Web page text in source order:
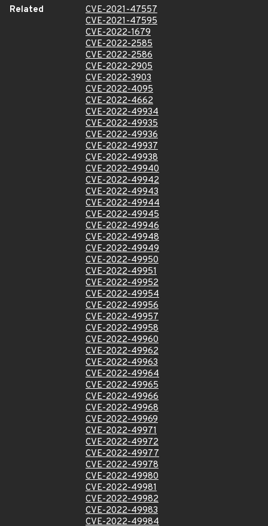
Related
CVE-2021-47557
CVE-2021-47595
CVE-2022-1679
CVE-2022-2585
CVE-2022-2586
CVE-2022-2905
CVE-2022-3903
CVE-2022-4095
CVE-2022-4662
CVE-2022-49934
CVE-2022-49935
CVE-2022-49936
CVE-2022-49937
CVE-2022-49938
CVE-2022-49940
CVE-2022-49942
CVE-2022-49943
CVE-2022-49944
CVE-2022-49945
CVE-2022-49946
CVE-2022-49948
CVE-2022-49949
CVE-2022-49950
CVE-2022-49951
CVE-2022-49952
CVE-2022-49954
CVE-2022-49956
CVE-2022-49957
CVE-2022-49958
CVE-2022-49960
CVE-2022-49962
CVE-2022-49963
CVE-2022-49964
CVE-2022-49965
CVE-2022-49966
CVE-2022-49968
CVE-2022-49969
CVE-2022-49971
CVE-2022-49972
CVE-2022-49977
CVE-2022-49978
CVE-2022-49980
CVE-2022-49981
CVE-2022-49982
CVE-2022-49983
CVE-2022-49984